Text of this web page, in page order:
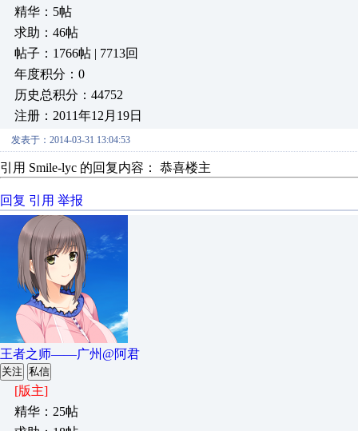
精华：5帖
求助：46帖
帖子：1766帖 | 7713回
年度积分：0
历史总积分：44752
注册：2011年12月19日
发表于：2014-03-31 13:04:53
引用 Smile-lyc 的回复内容： 恭喜楼主
回复 引用 举报
王者之师——广州@阿君
关注 私信
[版主]
精华：25帖